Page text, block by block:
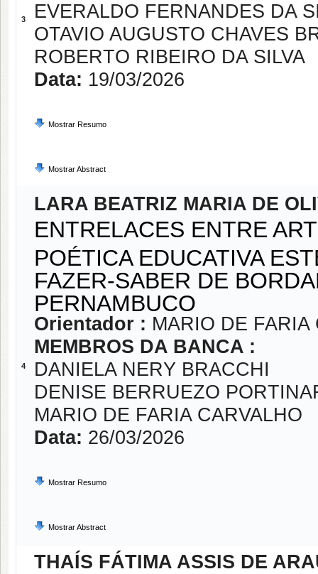
3
EVERALDO FERNANDES DA
OTAVIO AUGUSTO CHAVES
ROBERTO RIBEIRO DA SILVA
Data: 19/03/2026
Mostrar Resumo
Mostrar Abstract
4
LARA BEATRIZ MARIA DE
ENTRELACES ENTRE
POÉTICA EDUCATIVA
FAZER-SABER DE
PERNAMBUCO
Orientador : MARIO DE FARIA
MEMBROS DA BANCA :
DANIELA NERY BRACCHI
DENISE BERRUEZO
MARIO DE FARIA CARVALHO
Data: 26/03/2026
Mostrar Resumo
Mostrar Abstract
THAÍS FÁTIMA ASSIS DE